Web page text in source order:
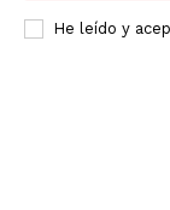
He leído y